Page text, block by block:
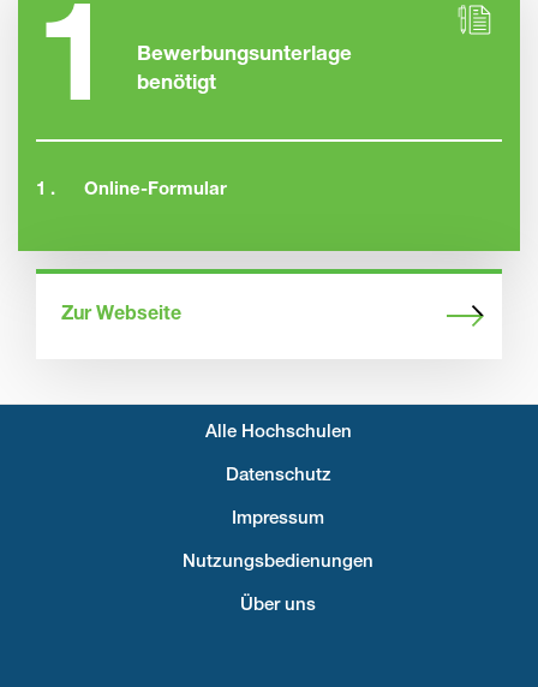
1
Bewerbungsunterlage
benötigt
1 . Online-Formular
Zur Webseite
Fußzeilenmenü
Alle Hochschulen
Datenschutz
Impressum
Nutzungsbedienungen
Über uns